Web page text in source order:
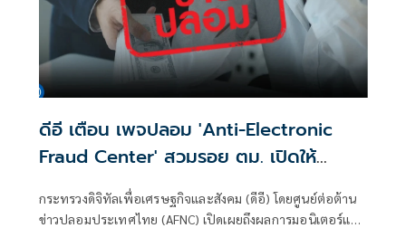
ดีอี เตือน เพจปลอม 'Anti-Electronic
Fraud Center' สวมรอย ตม. เปิดให้
ติดตามรับเงินคืนจาก 'สแกมเมอร์' ระวัง
สูญเงิน-ข้อมูลส่วนบุคคล
กระทรวงดิจิทัลเพื่อเศรษฐกิจและสังคม (ดีอี) โดยศูนย์ต่อต้าน
ข่าวปลอมประเทศไทย (AFNC) เปิดเผยถึงผลการมอนิเตอร์และ